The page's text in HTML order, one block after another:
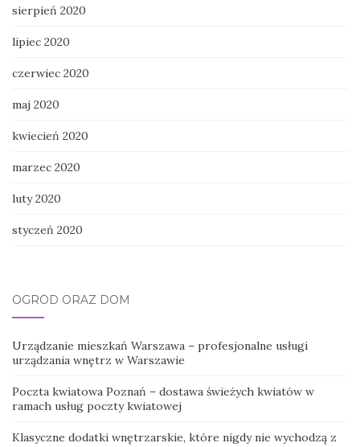
sierpień 2020
lipiec 2020
czerwiec 2020
maj 2020
kwiecień 2020
marzec 2020
luty 2020
styczeń 2020
OGRÓD ORAZ DOM
Urządzanie mieszkań Warszawa – profesjonalne usługi
urządzania wnętrz w Warszawie
Poczta kwiatowa Poznań – dostawa świeżych kwiatów w
ramach usług poczty kwiatowej
Klasyczne dodatki wnętrzarskie, które nigdy nie wychodzą z